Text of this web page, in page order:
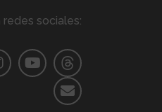
redes sociales: